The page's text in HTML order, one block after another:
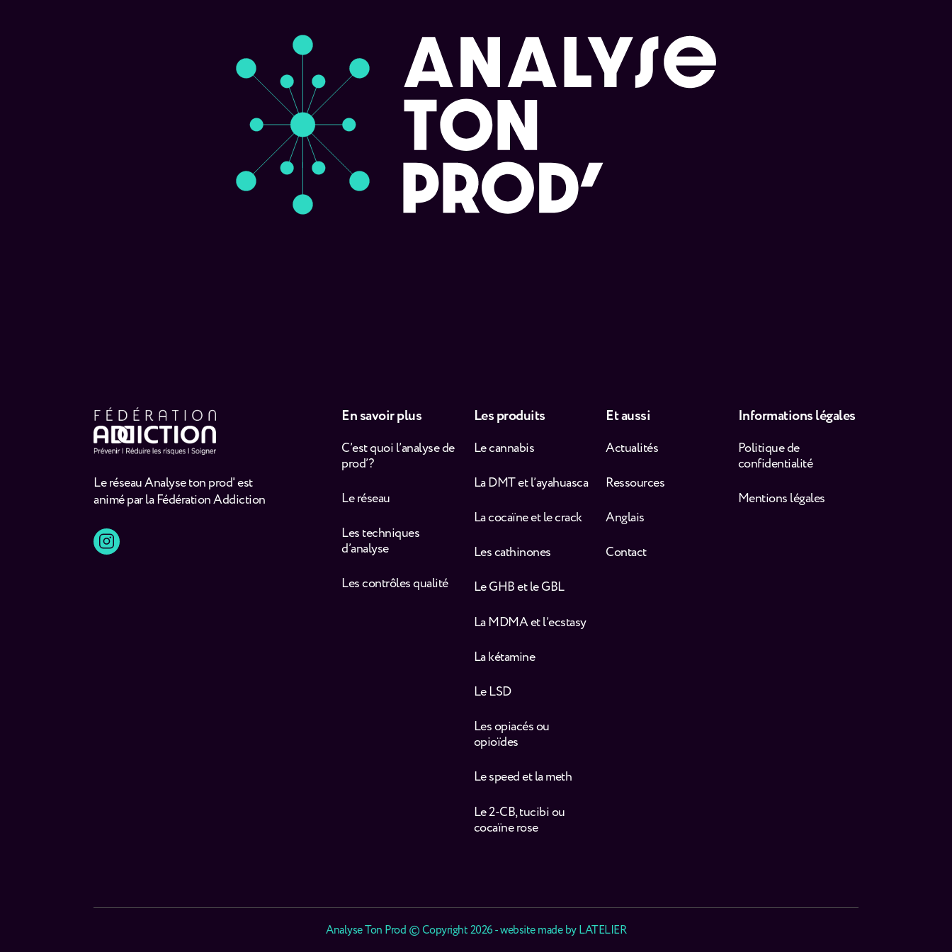
Le réseau Analyse ton prod' est
animé par la Fédération Addiction
En savoir plus
C’est quoi l’analyse de
prod’ ?
Le réseau
Les techniques
d’analyse
Les contrôles qualité
Les produits
Le cannabis
La DMT et l’ayahuasca
La cocaïne et le crack
Les cathinones
Le GHB et le GBL
La MDMA et l’ecstasy
La kétamine
Le LSD
Les opiacés ou
opioïdes
Le speed et la meth
Le 2-CB, tucibi ou
cocaïne rose
Et aussi
Actualités
Ressources
Anglais
Contact
Informations légales
Politique de
confidentialité
Mentions légales
Analyse Ton Prod © Copyright 2026 - website made byLATELIER